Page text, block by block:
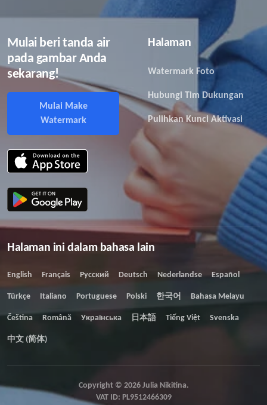
Mulai beri tanda air
pada gambar Anda
sekarang!
Mulai Make
Watermark
Halaman
Watermark Foto
Hubungi Tim Dukungan
Pulihkan Kunci Aktivasi
Halaman ini dalam bahasa lain
English Français Русский Deutsch Nederlandse Español
Türkçe Italiano Portuguese Polski 한국어 Bahasa Melayu
Čeština Română Українська 日本語 Tiếng Việt Svenska
中文 (简体)
Copyright © 2026 Julia Nikitina.
VAT ID: PL9512466309